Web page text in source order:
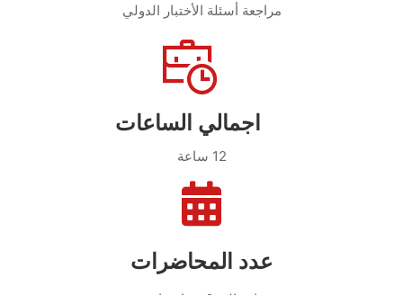
مراجعة أسئلة الأختبار الدولي
اجمالي الساعات
12 ساعة
عدد المحاضرات